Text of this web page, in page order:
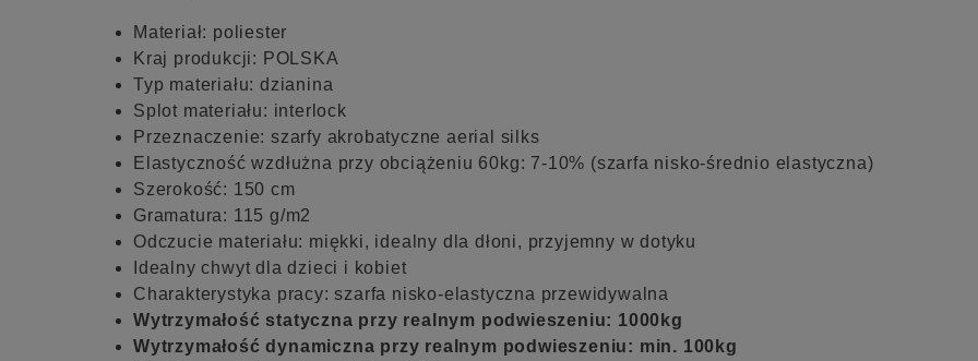
Materiał: poliester
Kraj produkcji: POLSKA
Typ materiału: dzianina
Splot materiału: interlock
Przeznaczenie: szarfy akrobatyczne aerial silks
Elastyczność wzdłużna przy obciążeniu 60kg: 7-10% (szarfa nisko-średnio elastyczna)
Szerokość: 150 cm
Gramatura: 115 g/m2
Odczucie materiału: miękki, idealny dla dłoni, przyjemny w dotyku
Idealny chwyt dla dzieci i kobiet
Charakterystyka pracy: szarfa nisko-elastyczna przewidywalna
Wytrzymałość statyczna przy realnym podwieszeniu: 1000kg
Wytrzymałość dynamiczna przy realnym podwieszeniu: min. 100kg